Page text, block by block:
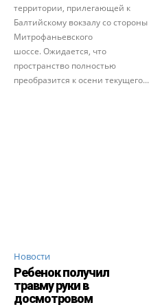
территории, прилегающей к
Балтийскому вокзалу со стороны
Митрофаньевского
шоссе. Ожидается, что
пространство полностью
преобразится к осени текущего...
Новости
Ребенок получил
травму руки в
досмотровом